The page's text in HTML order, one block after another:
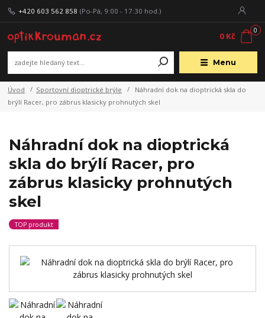
Menu
+420 603 562 858 (Po-Pá, 9:00 - 17:30 hod.)
0
0 Kč
Úvod Sportovní dioptrické brýle
Náhradní dok na dioptrická skla do
brýlí Racer, pro zábrus klasicky prohnutých skel
Náhradní dok na dioptrická
skla do brýlí Racer, pro
zábrus klasicky prohnutých
skel
TOP produkt